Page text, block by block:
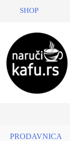
SHOP
PRODAVNICA